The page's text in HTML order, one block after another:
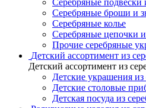
Серебряные подвески
Серебряные броши и
Серебряные колье
Серебряные цепочки
Прочие серебряные
Детский ассортимент из
Детский ассортимент из
Детские украшения из
Детские столовые
Детская посуда из